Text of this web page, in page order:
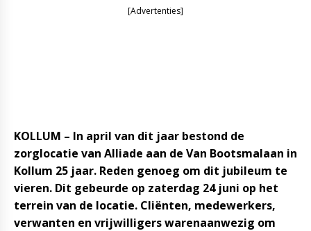
[Advertenties]
KOLLUM – In april van dit jaar bestond de
zorglocatie van Alliade aan de Van Bootsmalaan in
Kollum 25 jaar. Reden genoeg om dit jubileum te
vieren. Dit gebeurde op zaterdag 24 juni op het
terrein van de locatie. Cliënten, medewerkers,
verwanten en vrijwilligers warenaanwezig om